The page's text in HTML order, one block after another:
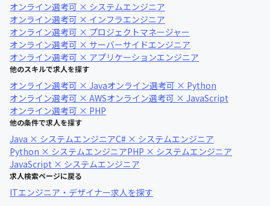
オンライン選考可 × システムエンジニア
オンライン選考可 × インフラエンジニア
オンライン選考可 × プロジェクトマネージャー
オンライン選考可 × サーバーサイドエンジニア
オンライン選考可 × アプリケーションエンジニア
他のスキルで求人を探す
オンライン選考可 × Javaオンライン選考可 × Python
オンライン選考可 × AWSオンライン選考可 × JavaScript
オンライン選考可 × PHP
他の条件で求人を探す
Java × システムエンジニアC# × システムエンジニア
Python × システムエンジニアPHP × システムエンジニア
JavaScript × システムエンジニア
求人検索ページに戻る
ITエンジニア・デザイナー求人を探す